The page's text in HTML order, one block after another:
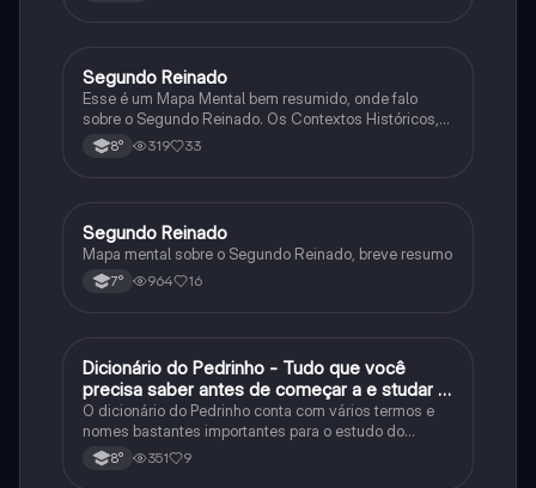
História
Segundo Reinado
Esse é um Mapa Mental bem resumido, onde falo
sobre o Segundo Reinado. Os Contextos Históricos,
Monarquia, Aspectos Políticos, Economia, Sociedade,
Cultura, Conflitos e Crises e Proclamação da
8° 319 33
História
Segundo Reinado
Mapa mental sobre o Segundo Reinado, breve resumo
7° 964 16
História
Dicionário do Pedrinho - Tudo que você
precisa saber antes de começar a e studar o
segundo reinado!
O dicionário do Pedrinho conta com vários termos e
nomes bastantes importantes para o estudo do
segundo reinado e muito mais.
8° 351 9